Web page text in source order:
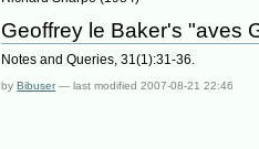
Geoffrey le Baker's "aves
Notes and Queries, 31(1):31-36.
byBibuser —last modified2007-08-21 22:46